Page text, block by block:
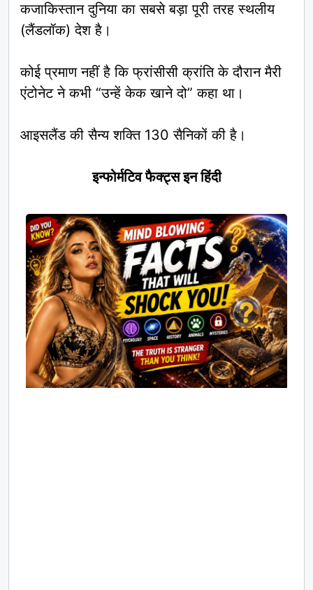
कजाकिस्तान दुनिया का सबसे बड़ा पूरी तरह स्थलीय
(लैंडलॉक) देश है।
कोई प्रमाण नहीं है कि फ्रांसीसी क्रांति के दौरान मैरी
एंटोनेट ने कभी “उन्हें केक खाने दो” कहा था।
आइसलैंड की सैन्य शक्ति 130 सैनिकों की है।
इन्फोर्मटिव फैक्ट्स इन हिंदी